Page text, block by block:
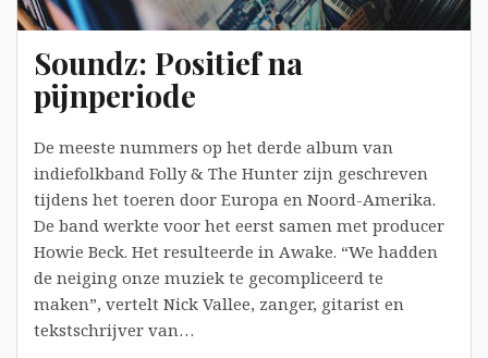
Soundz: Positief na
pijnperiode
De meeste nummers op het derde album van
indiefolkband Folly & The Hunter zijn geschreven
tijdens het toeren door Europa en Noord-Amerika.
De band werkte voor het eerst samen met producer
Howie Beck. Het resulteerde in Awake. “We hadden
de neiging onze muziek te gecompliceerd te
maken”, vertelt Nick Vallee, zanger, gitarist en
tekstschrijver van…